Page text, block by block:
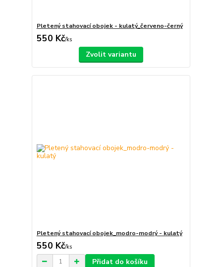
Pletený stahovací obojek - kulatý_červeno-černý
550 Kč/ks
Zvolit variantu
Pletený stahovací obojek_modro-modrý - kulatý
550 Kč/ks
Přidat do košíku